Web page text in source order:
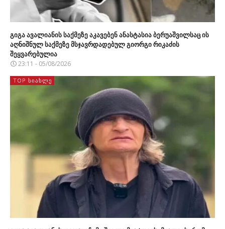
გიგა ავალიანის საქმეზე აკავებენ ანასტასია ბერუაშვილსაც ის
აღნიშნულ საქმეზე მსჯავრდადებულ გიორგი რიკაძის
შეყვარებულია
23:11 - 05/08/2026
TOP ᲡᲘᲐᲮᲚᲔ